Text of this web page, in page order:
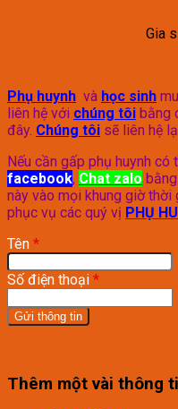
Gia
Phụ huynh và học sinh
liên hệ với chúng tôi bằng
đây. Chúng tôi sẽ liên hệ
Nếu cần gấp phụ huynh có
facebook, Chat zalo
này vào mọi khung giờ thời
phục vụ các quý vị PHỤ
Tên *
Số điện thoại *
Thêm một vài thông